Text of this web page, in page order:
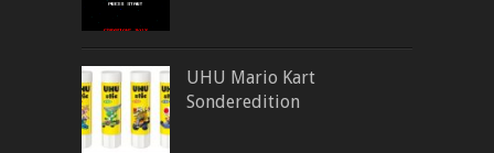
UHU Mario Kart
Sonderedition